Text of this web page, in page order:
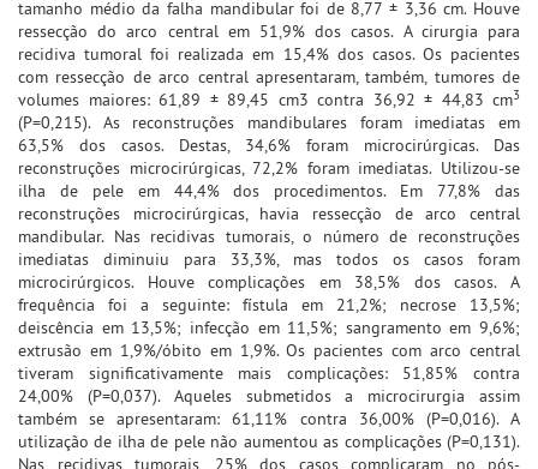
tamanho médio da falha mandibular foi de 8,77 ± 3,36 cm. Houve
ressecção do arco central em 51,9% dos casos. A cirurgia para
recidiva tumoral foi realizada em 15,4% dos casos. Os pacientes
com ressecção de arco central apresentaram, também, tumores de
volumes maiores: 61,89 ± 89,45 cm3 contra 36,92 ± 44,83 cm3
(P=0,215). As reconstruções mandibulares foram imediatas em
63,5% dos casos. Destas, 34,6% foram microcirúrgicas. Das
reconstruções microcirúrgicas, 72,2% foram imediatas. Utilizou-se
ilha de pele em 44,4% dos procedimentos. Em 77,8% das
reconstruções microcirúrgicas, havia ressecção de arco central
mandibular. Nas recidivas tumorais, o número de reconstruções
imediatas diminuiu para 33,3%, mas todos os casos foram
microcirúrgicos. Houve complicações em 38,5% dos casos. A
frequência foi a seguinte: fístula em 21,2%; necrose 13,5%;
deiscência em 13,5%; infecção em 11,5%; sangramento em 9,6%;
extrusão em 1,9%/óbito em 1,9%. Os pacientes com arco central
tiveram significativamente mais complicações: 51,85% contra
24,00% (P=0,037). Aqueles submetidos a microcirurgia assim
também se apresentaram: 61,11% contra 36,00% (P=0,016). A
utilização de ilha de pele não aumentou as complicações (P=0,131).
Nas recidivas tumorais, 25% dos casos complicaram no pós-